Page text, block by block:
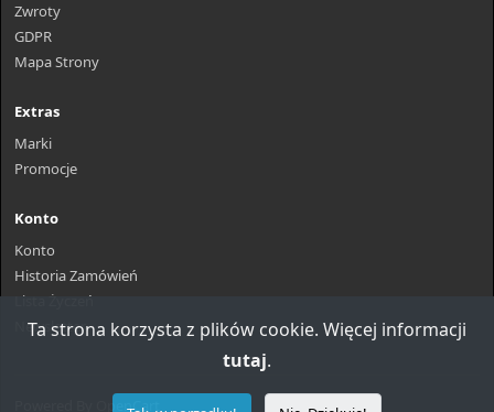
Zwroty
GDPR
Mapa Strony
Extras
Marki
Promocje
Konto
Konto
Historia Zamówień
Lista Życzeń
Newsletter
OpenCart
Ta strona korzysta z plików cookie. Więcej informacji
tutaj.